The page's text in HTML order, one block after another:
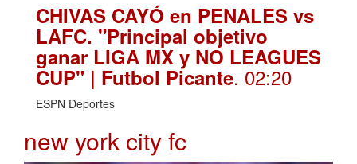
CHIVAS CAYÓ en PENALES vs
LAFC. "Principal objetivo
ganar LIGA MX y NO LEAGUES
CUP" | Futbol Picante. 02:20
ESPN Deportes
new york city fc